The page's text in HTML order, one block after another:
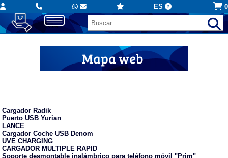
ES 0
Mapa web
Cargador Radik
Puerto USB Yurian
LANCE
Cargador Coche USB Denom
UVE CHARGING
CARGADOR MULTIPLE RAPID
Soporte desmontable inalámbrico para teléfono móvil "Prim"